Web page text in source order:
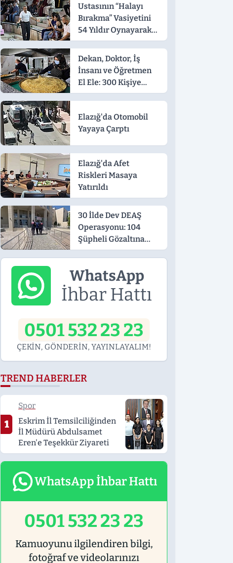
Ustasının “Halayı
Bırakma” Vasiyetini
54 Yıldır Oynayarak
Yaşatıyor
Dekan, Doktor, İş
İnsanı ve Öğretmen
El Ele: 300 Kişiye
Sıcak Yemek
Elazığ'da Otomobil
Yayaya Çarptı
Elazığ'da Afet
Riskleri Masaya
Yatırıldı
30 İlde Dev DEAŞ
Operasyonu: 104
Şüpheli Gözaltına
Alındı
WhatsApp
İhbar Hattı
0501 532 23 23
ÇEKİN, GÖNDERİN, YAYINLAYALIM!
TREND HABERLER
1
Spor
Eskrim İl Temsilciliğinden
İl Müdürü Abdulsamet
Eren'e Teşekkür Ziyareti
WhatsApp İhbar Hattı
0501 532 23 23
Kamuoyunu ilgilendiren bilgi,
fotoğraf ve videolarınızı